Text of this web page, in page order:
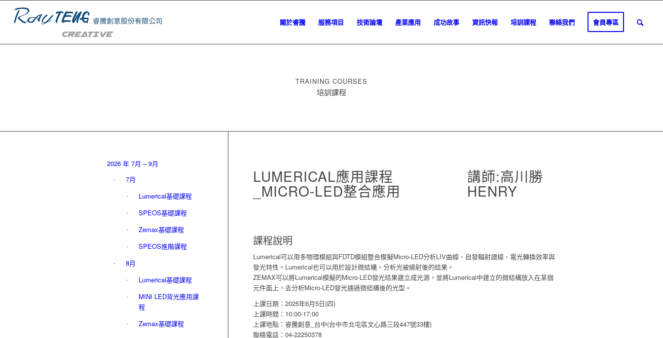
關於睿騰 服務項目 技術論壇 產業應用 成功故事 資訊快報 培訓課程 聯絡我們 會員專區
TRAINING COURSES
培訓課程
LUMERICAL應用課程
_MICRO-LED整合應用
講師:高川勝
HENRY
課程說明
Lumerical可以用多物理模組與FDTD模組整合模擬Micro-LED分析LIV曲線、自發輻射譜線、電光轉換效率與
發光特性。Lumerical也可以用於設計微結構，分析光被繞射後的結果。
ZEMAX可以將Lumerical模擬的Micro-LED發光結果建立成光源，並將Lumerical中建立的微結構放入在某個
元件面上，去分析Micro-LED發光通過微結構後的光型。
上課日期：2025年6月5日(四)
上課時間：10:00-17:00
上課地點：睿騰創意_台中(台中市北屯區文心路三段447號33樓)
聯絡電話：04-22250378
2026 年 7月 – 9月
7月
Lumerical基礎課程
SPEOS基礎課程
Zemax基礎課程
SPEOS進階課程
8月
Lumerical基礎課程
MINI LED背光應用課
程
Zemax基礎課程